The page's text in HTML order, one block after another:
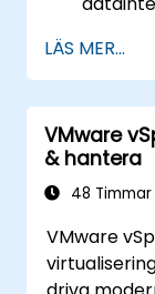
Håll dig
LÄS MER...
VMware
& hantera
48 Timmar
VMware